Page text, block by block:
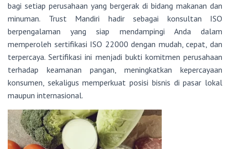
bagi setiap perusahaan yang bergerak di bidang makanan dan
minuman. Trust Mandiri hadir sebagai konsultan ISO
berpengalaman yang siap mendampingi Anda dalam
memperoleh sertifikasi ISO 22000 dengan mudah, cepat, dan
terpercaya. Sertifikasi ini menjadi bukti komitmen perusahaan
terhadap keamanan pangan, meningkatkan kepercayaan
konsumen, sekaligus memperkuat posisi bisnis di pasar lokal
maupun internasional.